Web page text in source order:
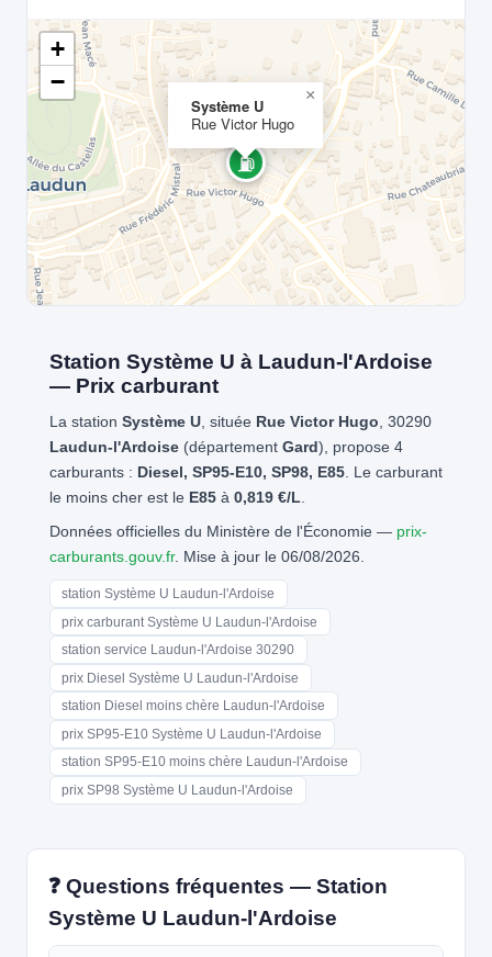
⛽
Système U
Rue Victor Hugo
×
+
−
Station Système U à Laudun-l'Ardoise
— Prix carburant
La station Système U, située Rue Victor Hugo , 30290
Laudun-l'Ardoise(département Gard), propose 4
carburants : Diesel, SP95-E10, SP98, E85. Le carburant
le moins cher est le E85à 0,819 €/L
Données officielles du Ministère de l'Économie — prix-
carburants.gouv.fr. Mise à jour le 06/08/2026.
station Système U Laudun-l'Ardoise
prix carburant Système U Laudun-l'Ardoise
station service Laudun-l'Ardoise 30290
prix Diesel Système U Laudun-l'Ardoise
station Diesel moins chère Laudun-l'Ardoise
prix SP95-E10 Système U Laudun-l'Ardoise
station SP95-E10 moins chère Laudun-l'Ardoise
prix SP98 Système U Laudun-l'Ardoise
❓ Questions fréquentes — Station
Système U Laudun-l'Ardoise